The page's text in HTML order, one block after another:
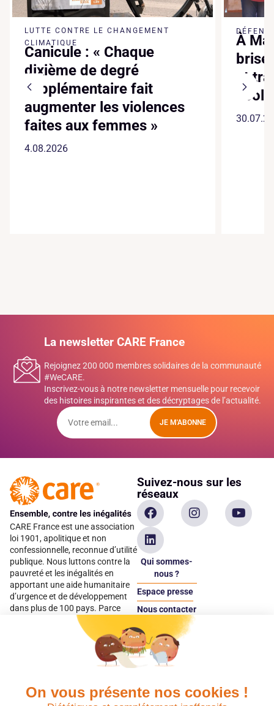
On vous présente nos cookies !
LUTTE CONTRE LE CHANGEMENT
CLIMATIQUE
Canicule : « Chaque
dixième de degré
supplémentaire fait
augmenter les violences
faites aux femmes »
4.08.2026
À
et
La newsletter CARE France
Rejoignez 200 000 membres solidaires de la communauté
#WeCARE.
Inscrivez-vous à notre newsletter mensuelle pour recevoir
des histoires inspirantes et des décryptages de l’actualité.
JE M'ABONNE
CARE France est une association
loi 1901, apolitique et non
confessionnelle, reconnue d’utilité
publique. Nous luttons contre la
pauvreté et les inégalités en
apportant une aide humanitaire
d’urgence et de développement
dans plus de 100 pays. Parce
qu’elles sont les premières
victimes des inégalités, CARE met
les femmes et les filles au cœur
Suivez-nous sur les
réseaux
Qui sommes-
nous ?
Espace presse
Nous contacter
Espace
donateur
Quels avantages fiscaux ? Donner en confiance